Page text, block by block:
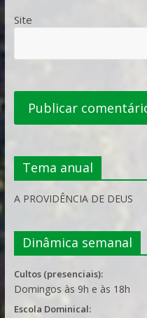
Site
Tema anual
A PROVIDÊNCIA DE DEUS
Dinâmica semanal
Cultos (presenciais):
Domingos às 9h e às 18h
Escola Dominical: